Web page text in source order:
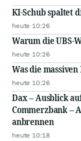
KI-Schub spaltet
heute 10:26
Warum die UBS-
heute 10:26
Was die
heute 10:26
Dax – Ausblick
Commerzbank –
anbrennen
heute 10:18